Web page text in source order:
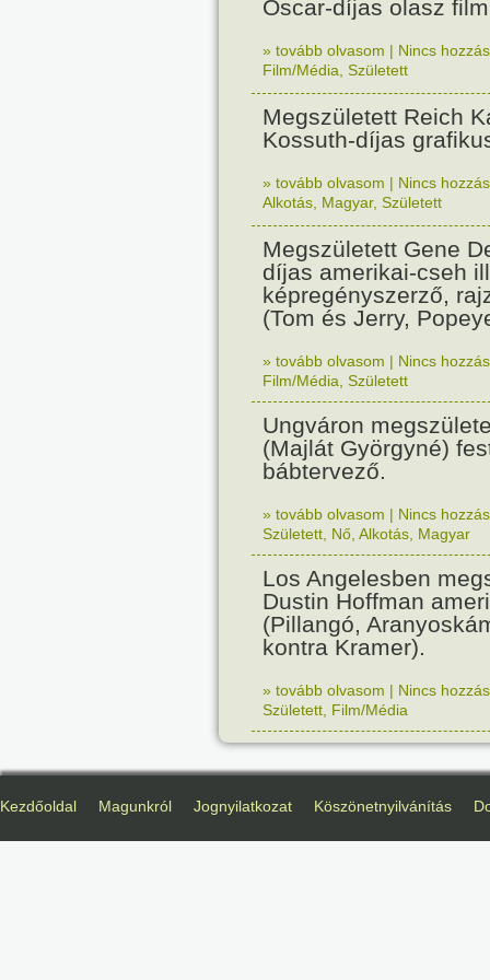
Oscar-díjas olasz
» tovább olvasom | Nincs
Film/Média Született
Megszületett Reich
Kossuth-díjas
» tovább olvasom | Nincs
Alkotás Magyar, Született
Megszületett Gene
díjas amerikai-cseh
képregényszerző,
(Tom és Jerry,
» tovább olvasom | Nincs
Film/Média Született
Ungváron
(Majlát Györgyné)
bábtervező.
» tovább olvasom | Nincs
Született Nő Alkotás Magyar
Los Angelesben
Dustin Hoffman
(Pillangó,
kontra Kramer).
» tovább olvasom | Nincs
Született Film/Média
Kezdőoldal Magunkról Jognyilatkozat Köszönetnyilvánítás